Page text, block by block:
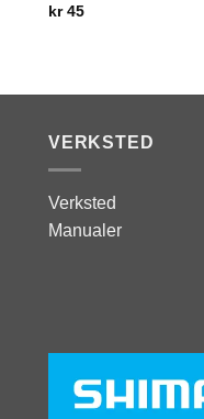
kr45
VERKSTED
Verksted
Manualer